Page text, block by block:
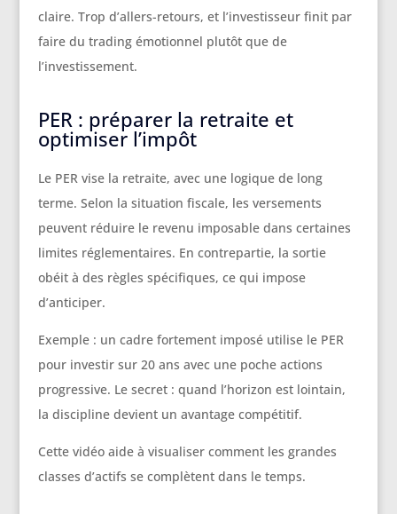
claire. Trop d’allers-retours, et l’investisseur finit par
faire du trading émotionnel plutôt que de
l’investissement.
PER : préparer la retraite et
optimiser l’impôt
Le PER vise la retraite, avec une logique de long
terme. Selon la situation fiscale, les versements
peuvent réduire le revenu imposable dans certaines
limites réglementaires. En contrepartie, la sortie
obéit à des règles spécifiques, ce qui impose
d’anticiper.
Exemple : un cadre fortement imposé utilise le PER
pour investir sur 20 ans avec une poche actions
progressive. Le secret : quand l’horizon est lointain,
la discipline devient un avantage compétitif.
Cette vidéo aide à visualiser comment les grandes
classes d’actifs se complètent dans le temps.